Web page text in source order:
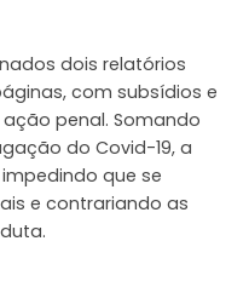
dois relatórios
com subsídios e
penal. Somando
do Covid-19, a
que se
e contrariando as